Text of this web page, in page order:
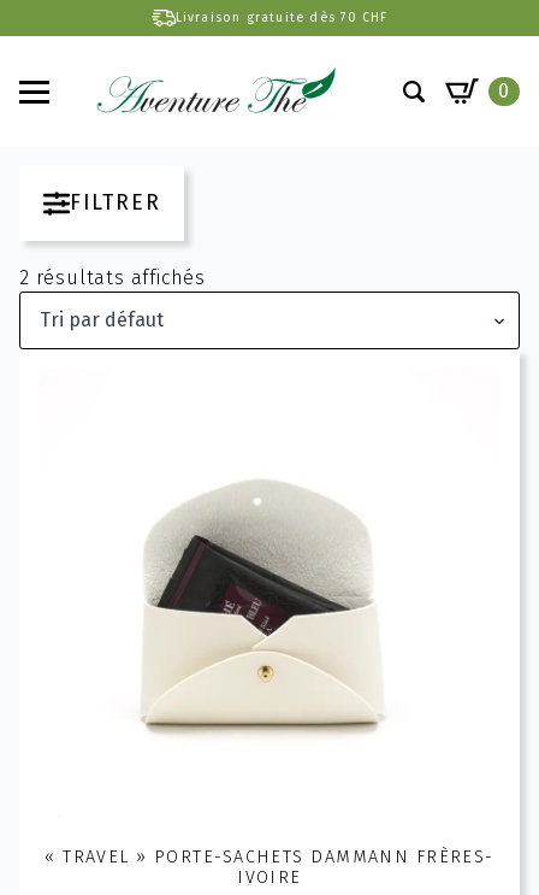
Livraison gratuite dès 70 CHF
0
FILTRER
2 résultats affichés
« TRAVEL » PORTE-SACHETS DAMMANN FRÈRES-
IVOIRE